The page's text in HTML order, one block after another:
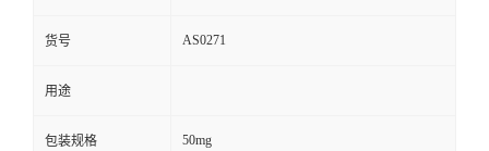
货号 AS0271
用途
包装规格 50mg